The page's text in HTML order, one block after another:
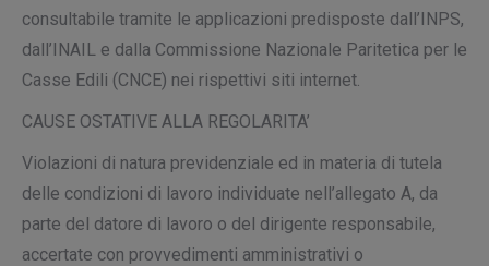
consultabile tramite le applicazioni predisposte dall’INPS,
dall’INAIL e dalla Commissione Nazionale Paritetica per le
Casse Edili (CNCE) nei rispettivi siti internet.
CAUSE OSTATIVE ALLA REGOLARITA’
Violazioni di natura previdenziale ed in materia di tutela
delle condizioni di lavoro individuate nell’allegato A, da
parte del datore di lavoro o del dirigente responsabile,
accertate con provvedimenti amministrativi o